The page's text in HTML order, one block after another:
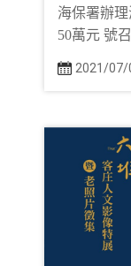
海保署辦
50萬元 號
2021/07/